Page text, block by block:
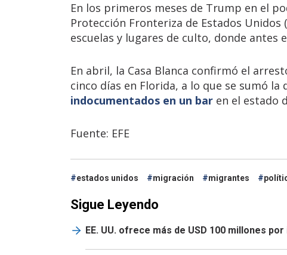
En los primeros meses de Trump en el
Protección Fronteriza de Estados
escuelas y lugares de culto, donde
En abril, la Casa Blanca confirmó el
cinco días en Florida, a lo que se sumó
indocumentados en un bar en el estado
Fuente: EFE
estados unidos migración migrantes
Sigue Leyendo
EE. UU. ofrece más de USD 100 millones